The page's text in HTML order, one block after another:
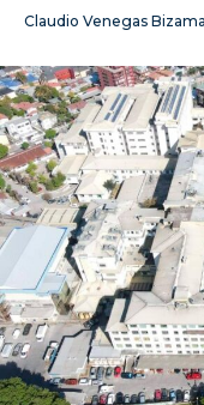
Claudio Venegas Bizama